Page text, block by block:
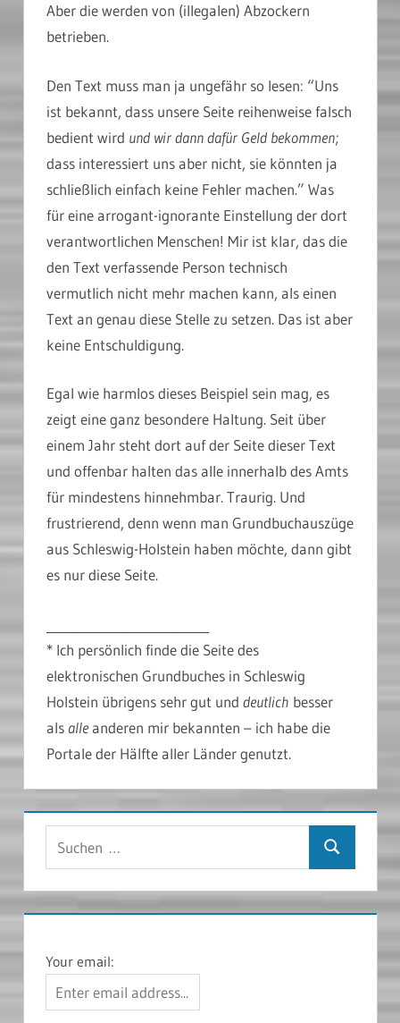
Aber die werden von (illegalen) Abzockern
betrieben.
Den Text muss man ja ungefähr so lesen: “Uns
ist bekannt, dass unsere Seite reihenweise falsch
bedient wird und wir dann dafür Geld bekommen;
dass interessiert uns aber nicht, sie könnten ja
schließlich einfach keine Fehler machen.” Was
für eine arrogant-ignorante Einstellung der dort
verantwortlichen Menschen! Mir ist klar, das die
den Text verfassende Person technisch
vermutlich nicht mehr machen kann, als einen
Text an genau diese Stelle zu setzen. Das ist aber
keine Entschuldigung.
Egal wie harmlos dieses Beispiel sein mag, es
zeigt eine ganz besondere Haltung. Seit über
einem Jahr steht dort auf der Seite dieser Text
und offenbar halten das alle innerhalb des Amts
für mindestens hinnehmbar. Traurig. Und
frustrierend, denn wenn man Grundbuchauszüge
aus Schleswig-Holstein haben möchte, dann gibt
es nur diese Seite.
* Ich persönlich finde die Seite des
elektronischen Grundbuches in Schleswig
Holstein übrigens sehr gut und deutlich besser
als alleanderen mir bekannten – ich habe die
Portale der Hälfte aller Länder genutzt.
Suchen
Your email: